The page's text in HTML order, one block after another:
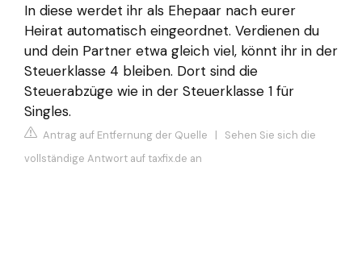
In diese werdet ihr als Ehepaar nach eurer
Heirat automatisch eingeordnet. Verdienen du
und dein Partner etwa gleich viel, könnt ihr in der
Steuerklasse 4 bleiben. Dort sind die
Steuerabzüge wie in der Steuerklasse 1 für
Singles.
Antrag auf Entfernung der Quelle | Sehen Sie sich die
vollständige Antwort auf taxfix.de an